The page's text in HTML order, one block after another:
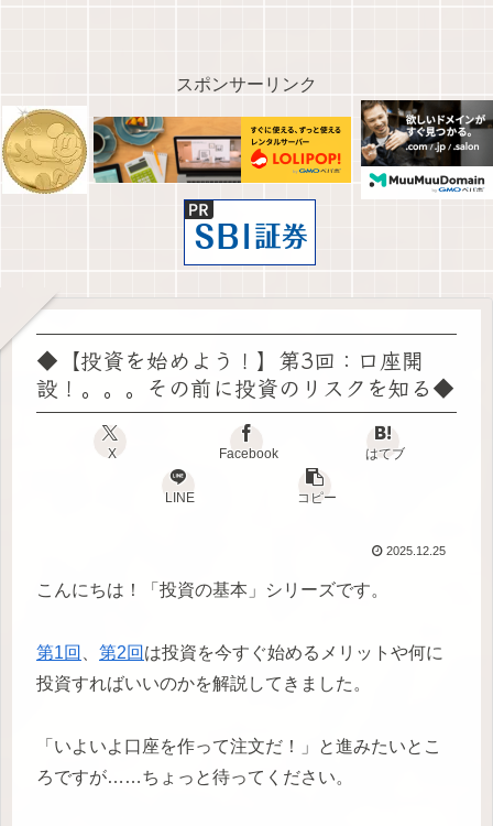
スポンサーリンク
◆【投資を始めよう！】第3回：口座開
設！。。。その前に投資のリスクを知る◆
X Facebook はてブ
LINE コピー
2025.12.25
こんにちは！「投資の基本」シリーズです。
第1回 第2回 は投資を今すぐ始めるメリットや何に
投資すればいいのかを解説してきました。
「いよいよ口座を作って注文だ！」と進みたいとこ
ろですが……ちょっと待ってください。